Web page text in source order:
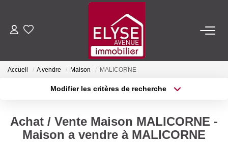
ACHETER
Accueil A vendre Maison MALICORNE
Modifier les critères de recherche
Sélectionnez...
Type de bien
Surface min
Achat / Vente Maison MALICORNE -
Maison a vendre à MALICORNE